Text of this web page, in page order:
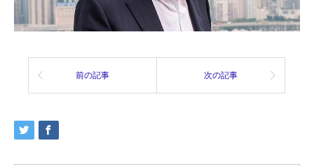
前の記事 次の記事